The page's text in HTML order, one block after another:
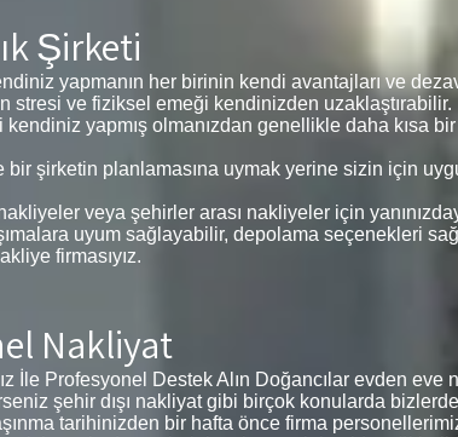
Şirketi
yapmanın her birinin kendi avantajları ve
stresi ve fiziksel emeği kendinizden uzaklaştırabilir.
yapmış olmanızdan genellikle daha kısa
şirketin planlamasına uymak yerine sizin için
veya şehirler arası nakliyeler için
uyum sağlayabilir, depolama seçenekleri
firmasıyız.
Nakliyat
İle Profesyonel Destek Alın Doğancılar evden eve
şehir dışı nakliyat gibi birçok konularda
tarihinizden bir hafta önce firma